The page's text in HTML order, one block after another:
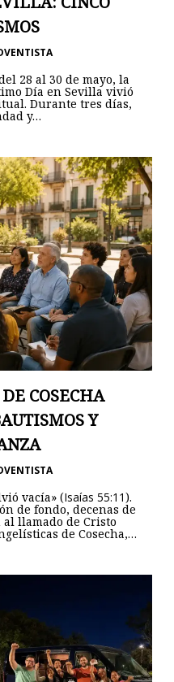
28 al 30 de mayo, la
Día en Sevilla vivió
Durante tres días,
y…
COSECHA
Y
vacía» (Isaías 55:11).
de fondo, decenas de
llamado de Cristo
de Cosecha,…